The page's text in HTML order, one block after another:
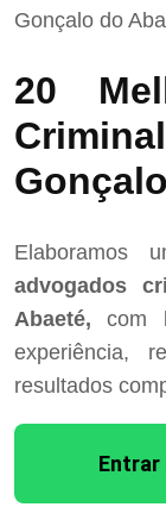
Gonçalo do
20
Elaboramos
advogados
Abaeté, com
experiência,
resultados
Entrar